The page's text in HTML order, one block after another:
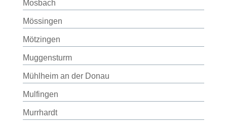
Mosbach
Mössingen
Mötzingen
Muggensturm
Mühlheim an der Donau
Mulfingen
Murrhardt